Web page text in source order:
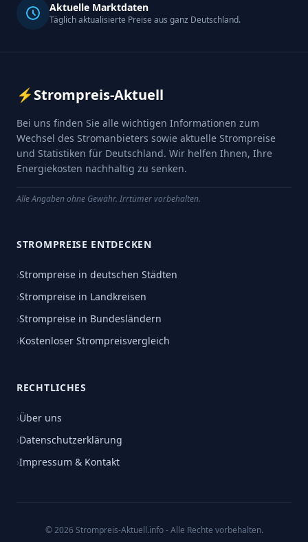
Aktuelle Marktdaten
Täglich aktualisierte Preise aus ganz Deutschland.
⚡Strompreis-Aktuell
Bei uns finden Sie alle wichtigen Informationen zum
Wechsel des Stromanbieters sowie aktuelle Strompreise
und Statistiken für Deutschland. Wir helfen Ihnen, Ihre
Energiekosten nachhaltig zu senken.
Alle Angaben ohne Gewähr. Irrtümer vorbehalten.
STROMPREISE ENTDECKEN
›Strompreise in deutschen Städten
›Strompreise in Landkreisen
›Strompreise in Bundesländern
›Kostenloser Strompreisvergleich
RECHTLICHES
›Über uns
›Datenschutzerklärung
›Impressum & Kontakt
© 2026 Strompreis-Aktuell.info - Alle Rechte vorbehalten.